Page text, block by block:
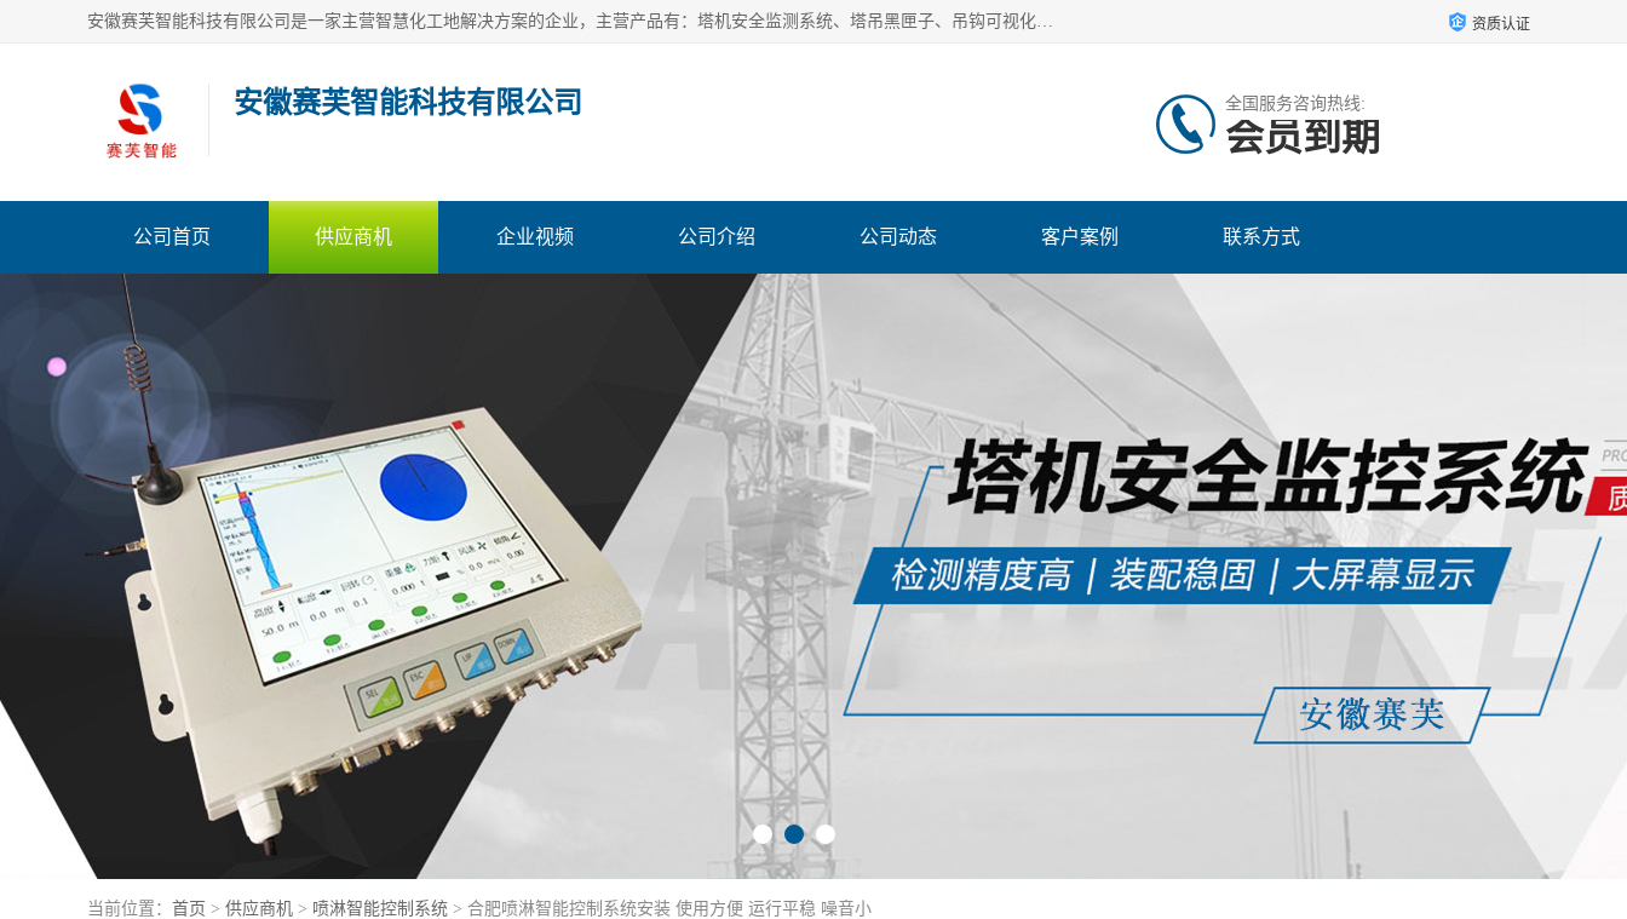
安徽赛芙智能科技有限公司是一家主营智慧化工地解决方案的企业，主营产品有：塔机安全监测系统、塔吊黑匣子、吊钩可视化、吊钩可视化系统、塔机安全监控系统、塔机黑匣子等。创建至今始终关注用户需求，为用户提供有的产品和服务。 资质认证
安徽赛芙智能科技有限公司 全国服务咨询热线:
会员到期
公司首页 供应商机 企业视频 公司介绍 公司动态 客户案例 联系方式
当前位置： 首页 > 供应商机 > 喷淋智能控制系统 > 合肥喷淋智能控制系统安装 使用方便 运行平稳 噪音小